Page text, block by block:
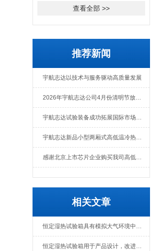
查看全部 >>
推荐新闻
宇航志达以技术与服务驱动高质量发展
2026年宇航志达公司4月份清明节放假通知
宇航志达试验装备成功拓展国际市场出口肯尼亚
宇航志达新品小型两厢式高低温冷热冲击试验箱
感谢北京上市芯片企业购买我司高低温冲击热流仪
相关文章
恒定湿热试验箱具有模拟大气环境中温度变化规律的功能
恒定湿热试验箱用于产品设计，改进，鉴定及检验等环节